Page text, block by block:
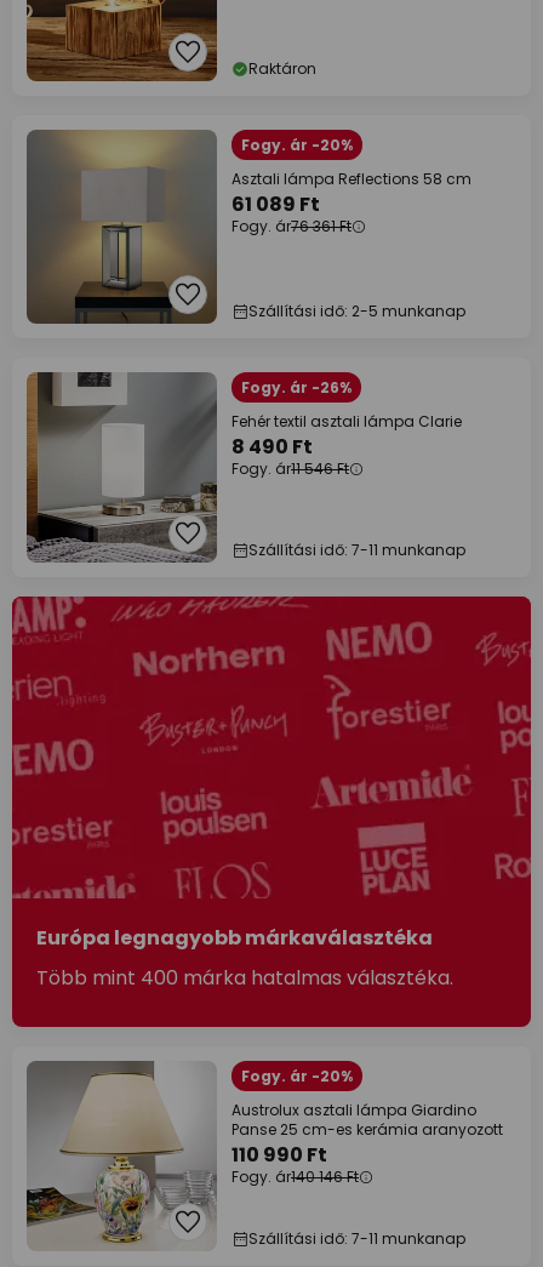
Raktáron
Fogy. ár -20%
Asztali lámpa Reflections 58 cm
61 089 Ft
Fogy. ár76 361 Ft
Szállítási idő: 2-5 munkanap
Fogy. ár -26%
Fehér textil asztali lámpa Clarie
8 490 Ft
Fogy. ár11 546 Ft
Szállítási idő: 7-11 munkanap
Európa legnagyobb márkaválasztéka
Több mint 400 márka hatalmas választéka.
Fogy. ár -20%
Austrolux asztali lámpa Giardino
Panse 25 cm-es kerámia aranyozott
110 990 Ft
Fogy. ár140 146 Ft
Szállítási idő: 7-11 munkanap